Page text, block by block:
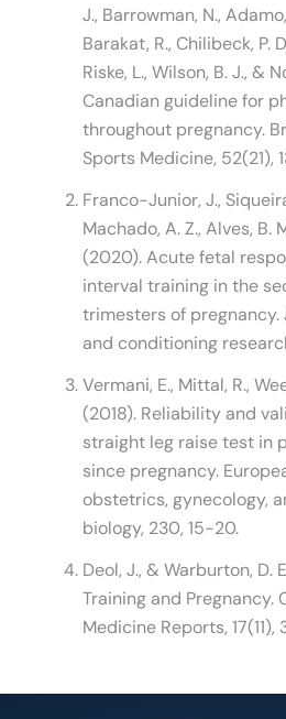
J., Barrowman, N.,
Barakat, R., Chilibeck, P.
Riske, L., Wilson, B. J., &
Canadian guideline for
throughout pregnancy.
Sports Medicine, 52(21),
Franco-Junior, J.,
Machado, A. Z., Alves, B.
(2020). Acute fetal
interval training in the
trimesters of
and conditioning
Vermani, E., Mittal, R.,
(2018). Reliability and
straight leg raise test in
since pregnancy.
obstetrics, gynecology,
biology, 230, 15-20.
Deol, J., & Warburton, D.
Training and Pregnancy.
Medicine Reports,